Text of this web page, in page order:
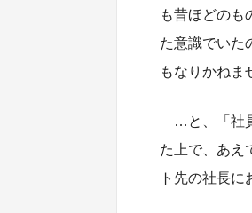
も昔ほどのも
た意識でいた
もなりかねま
…と、「社
た上で、あえ
ト先の社長に